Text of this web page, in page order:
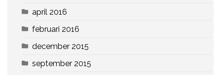
april 2016
februari 2016
december 2015
september 2015